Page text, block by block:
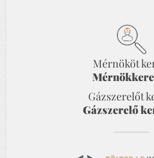
Mérnököt
Gázszerelőt
Gázszerelő